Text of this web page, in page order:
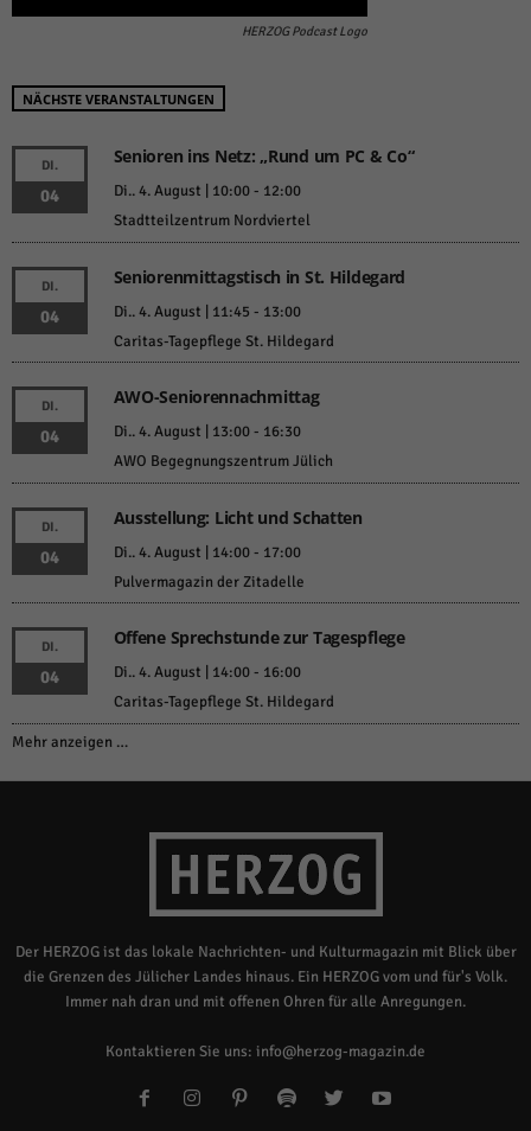
HERZOG Podcast Logo
NÄCHSTE VERANSTALTUNGEN
DI.
04
Senioren ins Netz: „Rund um PC & Co“
Di.. 4. August | 10:00- 12:00
Stadtteilzentrum Nordviertel
DI.
04
Seniorenmittagstisch in St. Hildegard
Di.. 4. August | 11:45 - 13:00
Caritas-Tagepflege St. Hildegard
DI.
04
AWO-Seniorennachmittag
Di.. 4. August | 13:00- 16:30
AWO Begegnungszentrum Jülich
DI.
04
Ausstellung: Licht und Schatten
Di.. 4. August | 14:00- 17:00
Pulvermagazin der Zitadelle
DI.
04
Offene Sprechstunde zur Tagespflege
Di.. 4. August | 14:00- 16:00
Caritas-Tagepflege St. Hildegard
Mehr anzeigen …
Der HERZOG ist das lokale Nachrichten- und Kulturmagazin mit Blick über
die Grenzen des Jülicher Landes hinaus. Ein HERZOG vom und für's Volk.
Immer nah dran und mit offenen Ohren für alle Anregungen.
Kontaktieren Sie uns: info@herzog-magazin.de